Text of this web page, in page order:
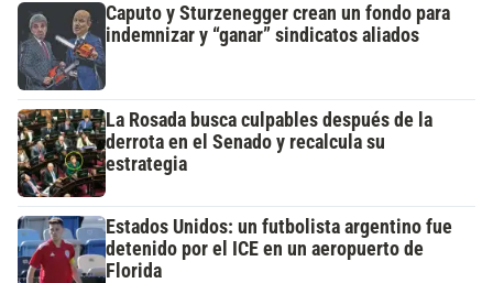
Caputo y Sturzenegger crean un fondo para
indemnizar y “ganar” sindicatos aliados
La Rosada busca culpables después de la
derrota en el Senado y recalcula su
estrategia
Estados Unidos: un futbolista argentino fue
detenido por el ICE en un aeropuerto de
Florida